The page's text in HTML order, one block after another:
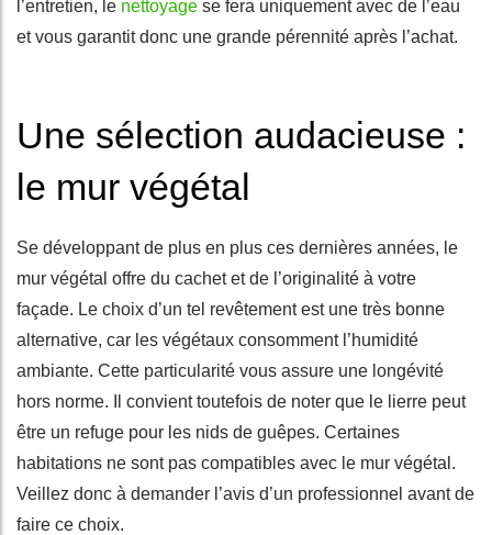
l’entretien, le nettoyage se fera uniquement avec de l’eau
et vous garantit donc une grande pérennité après l’achat.
Une sélection audacieuse :
le mur végétal
Se développant de plus en plus ces dernières années, le
mur végétal offre du cachet et de l’originalité à votre
façade. Le choix d’un tel revêtement est une très bonne
alternative, car les végétaux consomment l’humidité
ambiante. Cette particularité vous assure une longévité
hors norme. Il convient toutefois de noter que le lierre peut
être un refuge pour les nids de guêpes. Certaines
habitations ne sont pas compatibles avec le mur végétal.
Veillez donc à demander l’avis d’un professionnel avant de
faire ce choix.